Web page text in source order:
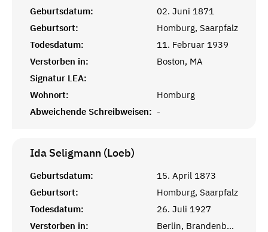
Geburtsdatum:
02. Juni 1871
Geburtsort:
Homburg, Saarpfalz
Todesdatum:
11. Februar 1939
Verstorben in:
Boston, MA
Signatur LEA:
Wohnort:
Homburg
Abweichende Schreibweisen: -
Ida Seligmann (Loeb)
Geburtsdatum:
15. April 1873
Geburtsort:
Homburg, Saarpfalz
Todesdatum:
26. Juli 1927
Verstorben in:
Berlin, Brandenburg